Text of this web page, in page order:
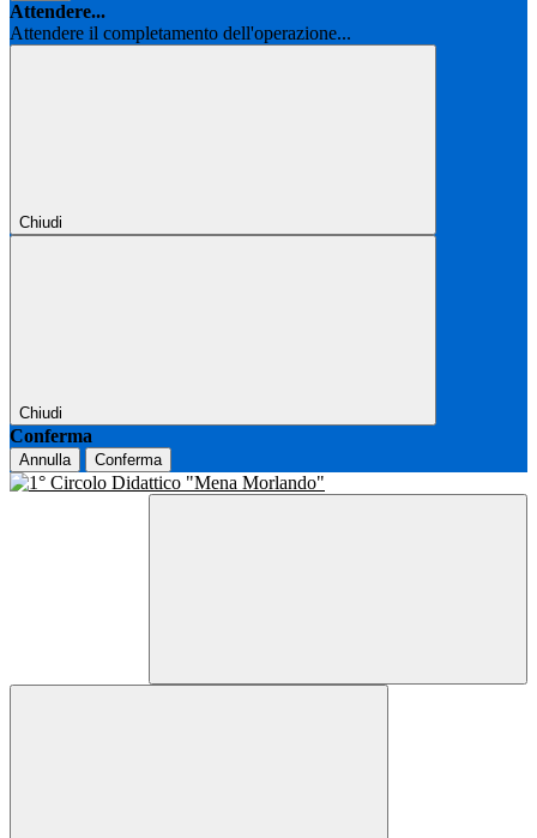
Attendere...
Attendere il completamento dell'operazione...
Chiudi
Chiudi
Conferma
Annulla Conferma